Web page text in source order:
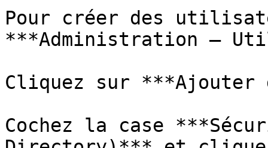
Pour créer des
***Administration –
Cliquez sur
Cochez la case